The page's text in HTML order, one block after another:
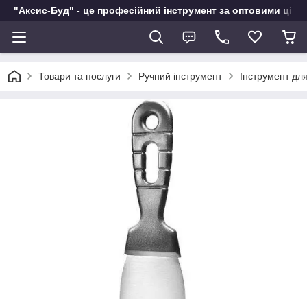
"Аксис-Буд" - це професійний інструмент за оптовими
Товари та послуги Ручний інструмент Інструмент